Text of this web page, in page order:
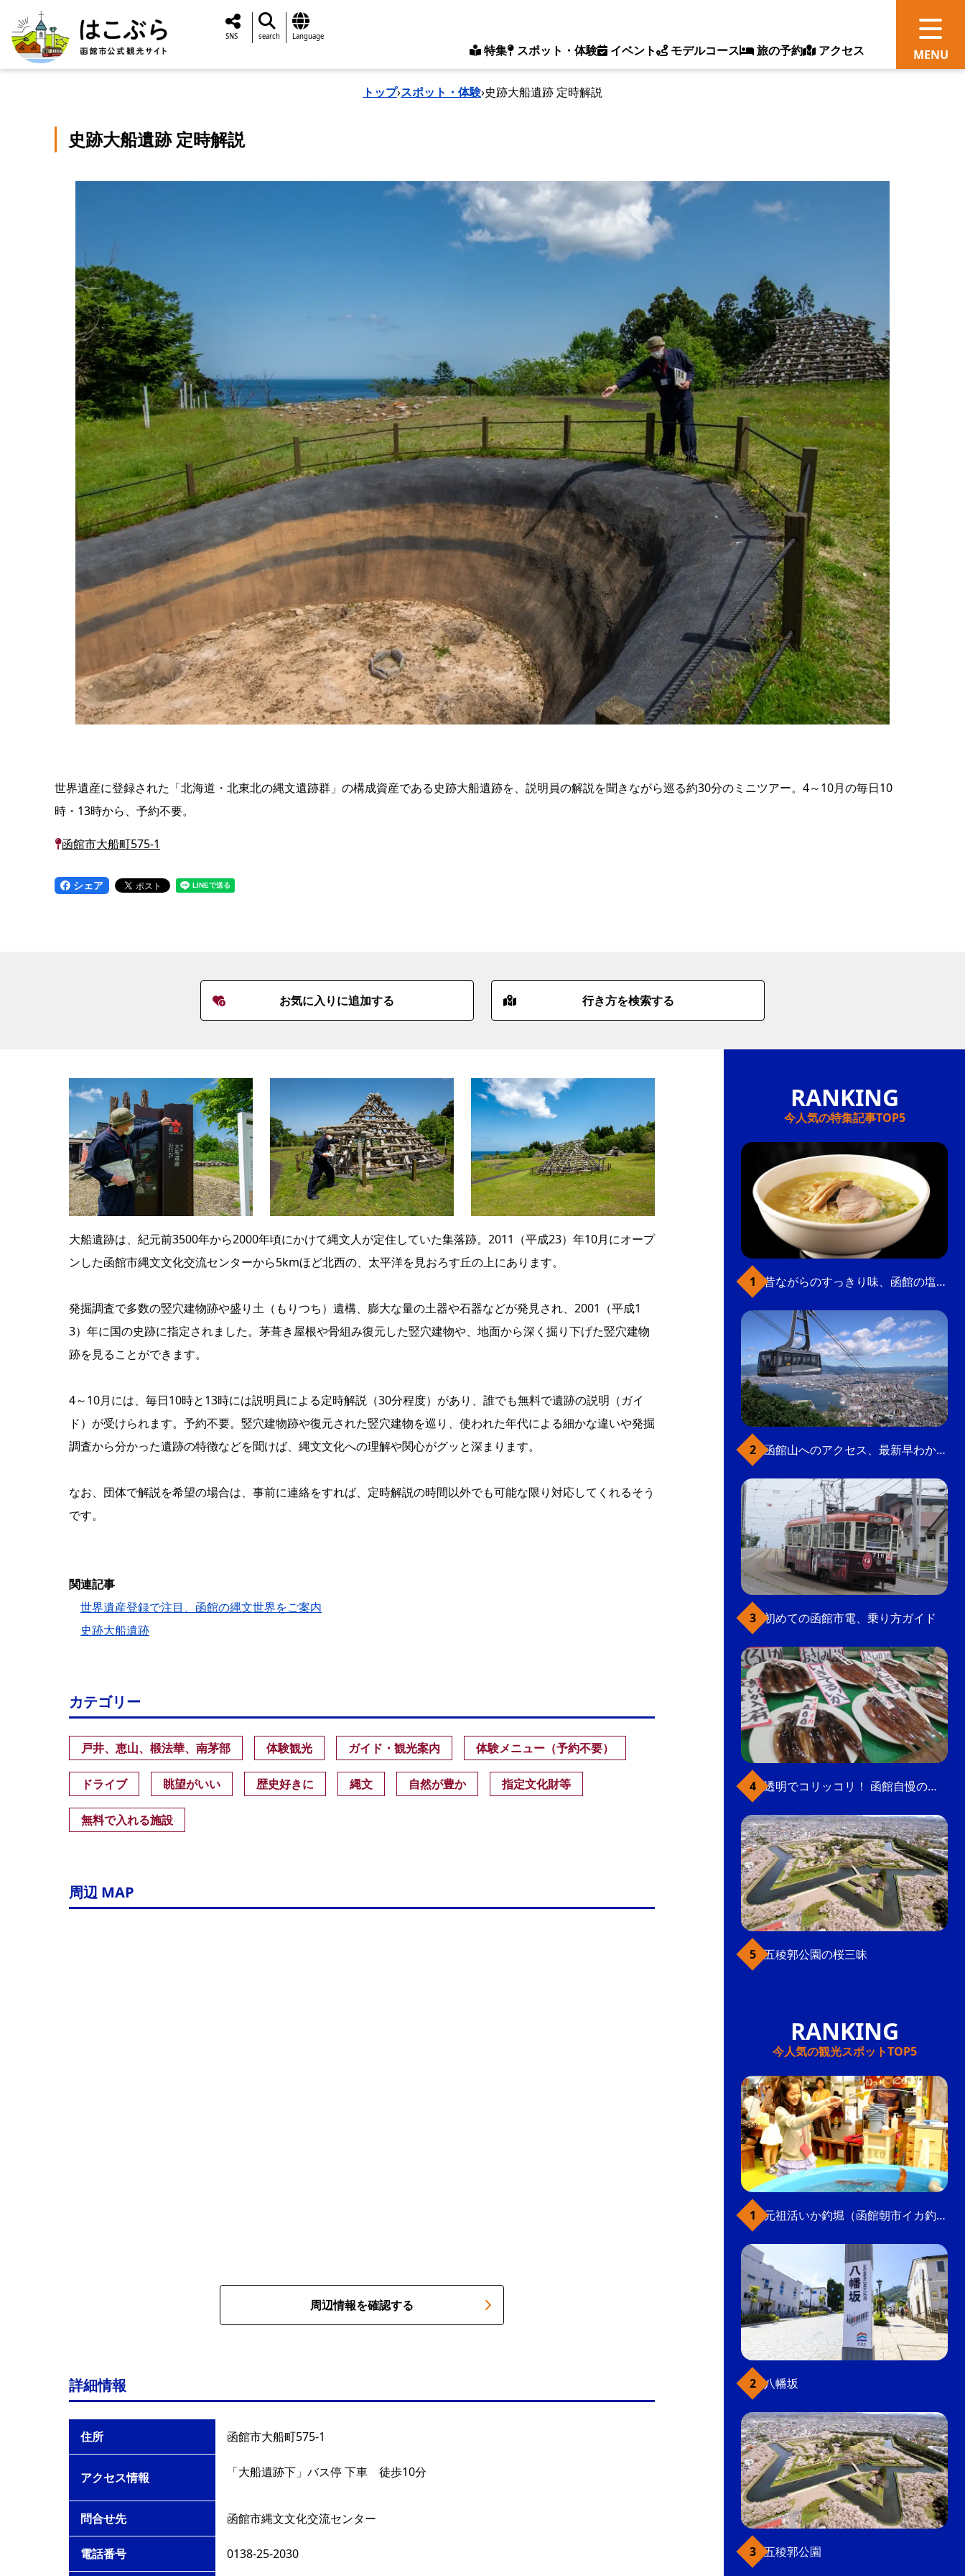
特集 スポット・体験 イベント モデルコース 旅の予約 アクセス
SNS search Language
トップ›スポット・体験›史跡大船遺跡 定時解説
史跡大船遺跡 定時解説
世界遺産に登録された「北海道・北東北の縄文遺跡群」の構成資産である史跡大船遺跡を、説明員の解説を聞きながら巡る約30分のミニツアー。4～10月の毎日10
時・13時から、予約不要。
函館市大船町575-1
シェア
お気に入りに追加する 行き方を検索する
大船遺跡は、紀元前3500年から2000年頃にかけて縄文人が定住していた集落跡。2011（平成23）年10月にオープ
ンした函館市縄文文化交流センターから5kmほど北西の、太平洋を見おろす丘の上にあります。
発掘調査で多数の竪穴建物跡や盛り土（もりつち）遺構、膨大な量の土器や石器などが発見され、2001（平成1
3）年に国の史跡に指定されました。茅葺き屋根や骨組み復元した竪穴建物や、地面から深く掘り下げた竪穴建物
跡を見ることができます。
4～10月には、毎日10時と13時には説明員による定時解説（30分程度）があり、誰でも無料で遺跡の説明（ガイ
ド）が受けられます。予約不要。竪穴建物跡や復元された竪穴建物を巡り、使われた年代による細かな違いや発掘
調査から分かった遺跡の特徴などを聞けば、縄文文化への理解や関心がグッと深まります。
なお、団体で解説を希望の場合は、事前に連絡をすれば、定時解説の時間以外でも可能な限り対応してくれるそう
です。
関連記事
世界遺産登録で注目、函館の縄文世界をご案内
史跡大船遺跡
カテゴリー
戸井、恵山、椴法華、南茅部 体験観光 ガイド・観光案内 体験メニュー（予約不要）
ドライブ 眺望がいい 歴史好きに 縄文 自然が豊か 指定文化財等
無料で入れる施設
周辺 MAP
周辺情報を確認する
詳細情報
住所 函館市大船町575-1
アクセス情報 「大船遺跡下」バス停 下車 徒歩10分
問合せ先 函館市縄文文化交流センター
電話番号 0138-25-2030
今人気の特集記事TOP5
昔ながらのすっきり味、函館の塩ラーメン
函館山へのアクセス、最新早わかりガイド
初めての函館市電、乗り方ガイド
透明でコリッコリ！ 函館自慢のいかをどうぞ
五稜郭公園の桜三昧
今人気の観光スポットTOP5
元祖活いか釣堀（函館朝市イカ釣り体験）
八幡坂
五稜郭公園